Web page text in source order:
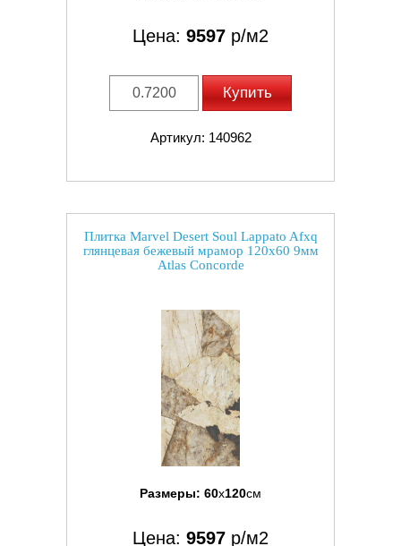
Цена: 9597 р/м2
Купить
Артикул: 140962
Плитка Marvel Desert Soul Lappato Afxq
глянцевая бежевый мрамор 120x60 9мм
Atlas Concorde
Размеры: 60x120см
Цена: 9597 р/м2